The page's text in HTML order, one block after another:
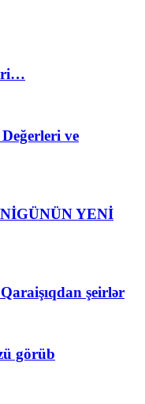
ve
YENİ
şeirlər
görüb